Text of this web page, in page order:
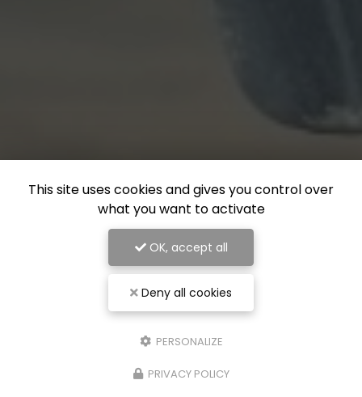
This site uses cookies and gives you control over
what you want to activate
OK, accept all
Deny all cookies
PERSONALIZE
PRIVACY POLICY